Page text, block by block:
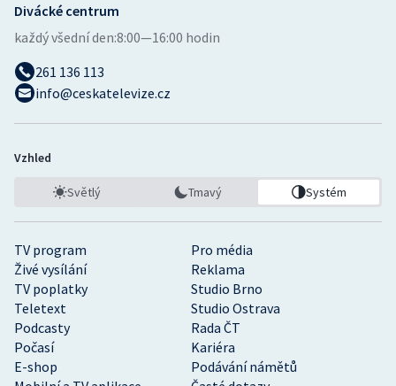
Gymnastika
Házená
Judo
Krasobruslení
Lyže a snowboard
Moderní pětiboj
Motorsport
TV program
Pro média
Živé vysílání
Reklama
TV poplatky
Studio Brno
Teletext
Studio Ostrava
Podcasty
Rada ČT
Počasí
Kariéra
E-shop
Podávání námětů
Divácké centrum
každý všední den:8:00—16:00 hodin
261 136 113
info@ceskatelevize.cz
Vzhled
Světlý Tmavý Systém